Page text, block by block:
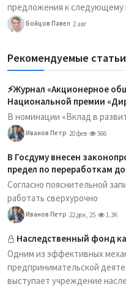
предложения к следующему
Бойцов Павел 2 авг
Рекомендуемые статьи
⚡️Журнал «Акционерное
Национальной премии
В номинации «Вклад в
Иванов Петр 20 фев 566
В Госдуму внесен
предел по переработкам до
Согласно пояснительной
работать сверхурочно
Иванов Петр 22 дек, 25 1.3K
Наследственный фонд
Одним из эффективных
предпринимательской
выступает учреждение